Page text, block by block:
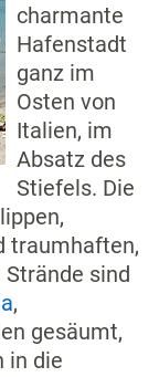
charmante
Hafenstadt
ganz im
Osten von
Italien, im
Absatz des
Stiefels. Die
traumhaften,
sind
,
gesäumt,
in die